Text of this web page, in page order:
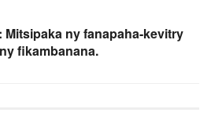
Mitsipaka ny fanapaha-kevitry
fikambanana.